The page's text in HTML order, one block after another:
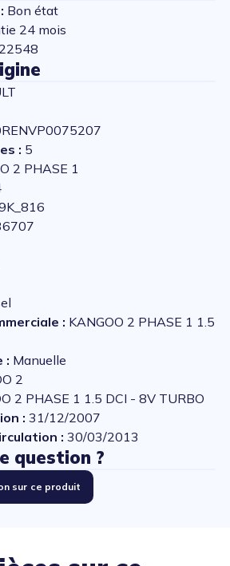
Bon état
24 mois
: 5
2 PHASE 1
: KANGOO 2 PHASE 1 1.5
: Manuelle
2
2 PHASE 1 1.5 DCI - 8V TURBO
: 31/12/2007
: 30/03/2013
question ?
sur ce produit